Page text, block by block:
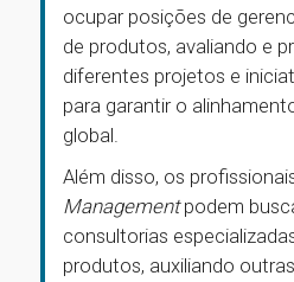
ocupar posições de
de produtos, avaliando e
diferentes projetos e
para garantir o
global.
Além disso, os
Managementpodem
consultorias
produtos, auxiliando